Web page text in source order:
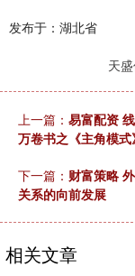
发布于：湖北省
天
上一篇： 易富配资
万卷书之《主角模式
下一篇： 财富策略
关系的向前发展
相关文章